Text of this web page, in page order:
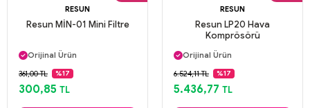
RESUN
Resun MİN-01 Mini Filtre
Orijinal Ürün
Güvenli Ödeme
Aynı Gün Kargo
361,00 TL %17
300,85 TL
RESUN
Resun LP20 Hava
Komprösörü
Aynı Gün Kargo
Orijinal Ürün
Güvenli Ödeme
Aynı Gün Kargo
6.524,11 TL %17
5.436,77 TL